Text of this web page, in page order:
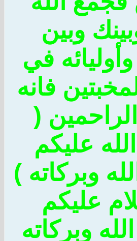
وبين
في
فانه
(
عليكم
وبركاته )
عليكم
وبركاته